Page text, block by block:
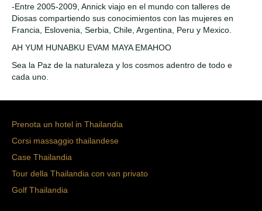
-Entre 2005-2009, Annick viajo en el mundo con talleres de
Diosas compartiendo sus conocimientos con las mujeres en
Francia, Eslovenia, Serbia, Chile, Argentina, Peru y Mexico.
AH YUM HUNABKU EVAM MAYA EMAHOO
Sea la Paz de la naturaleza y los cosmos adentro de todo e
cada uno.
Prenota un hotel in Thailandia
Corsi massaggio thailandese
Case Thailandia
Tour della Thailandia con van privato
Golf Thailandia